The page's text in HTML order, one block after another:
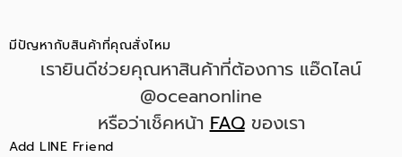
มีปัญหากับสินค้าที่คุณสั่งไหม
เรายินดีช่วยคุณหาสินค้าที่ต้องการ แอ๊ดไลน์
@oceanonline
หรือว่าเช็คหน้าFAQของเรา
Add LINE Friend